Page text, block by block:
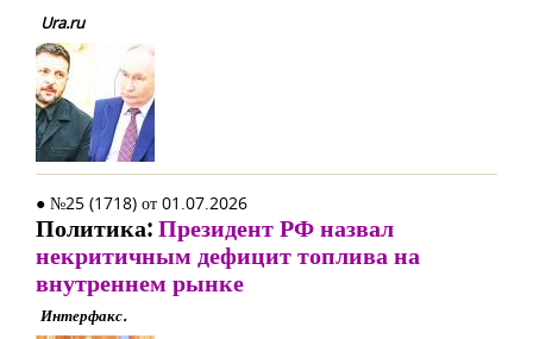
Ura.ru
● №25 (1718) от 01.07.2026
Политика:Президент РФ назвал
некритичным дефицит топлива на
внутреннем рынке
Интерфакс.